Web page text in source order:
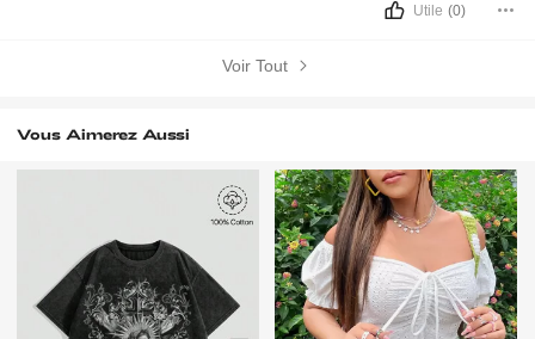
Utile (0)
Voir Tout
Vous Aimerez Aussi